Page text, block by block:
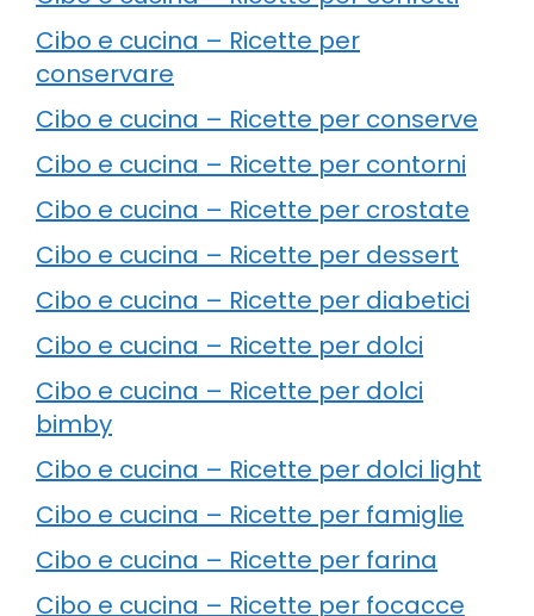
Cibo e cucina – Ricette per
conservare
Cibo e cucina – Ricette per conserve
Cibo e cucina – Ricette per contorni
Cibo e cucina – Ricette per crostate
Cibo e cucina – Ricette per dessert
Cibo e cucina – Ricette per diabetici
Cibo e cucina – Ricette per dolci
Cibo e cucina – Ricette per dolci
bimby
Cibo e cucina – Ricette per dolci light
Cibo e cucina – Ricette per famiglie
Cibo e cucina – Ricette per farina
Cibo e cucina – Ricette per focacce